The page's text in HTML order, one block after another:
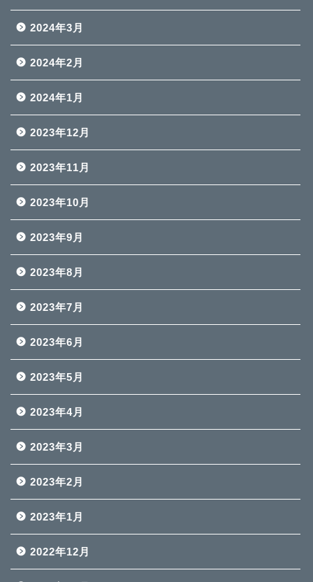
2024年3月
2024年2月
2024年1月
2023年12月
2023年11月
2023年10月
2023年9月
2023年8月
2023年7月
2023年6月
2023年5月
2023年4月
2023年3月
2023年2月
2023年1月
2022年12月